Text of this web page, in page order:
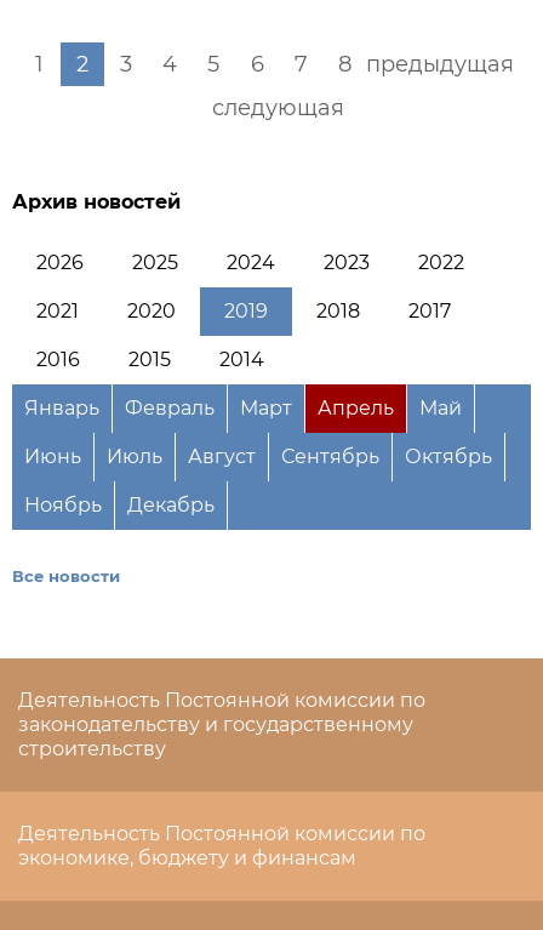
предыдущая
1 2 3 4 5 6 7
8
следующая
Архив новостей
2026 2025 2024 2023 2022
2021 2020 2019 2018 2017
2016 2015 2014
Январь Февраль Март Апрель Май
Июнь Июль Август Сентябрь Октябрь
Ноябрь Декабрь
Все новости
Деятельность Постоянной комиссии по
законодательству и государственному
строительству
Деятельность Постоянной комиссии по
экономике, бюджету и финансам